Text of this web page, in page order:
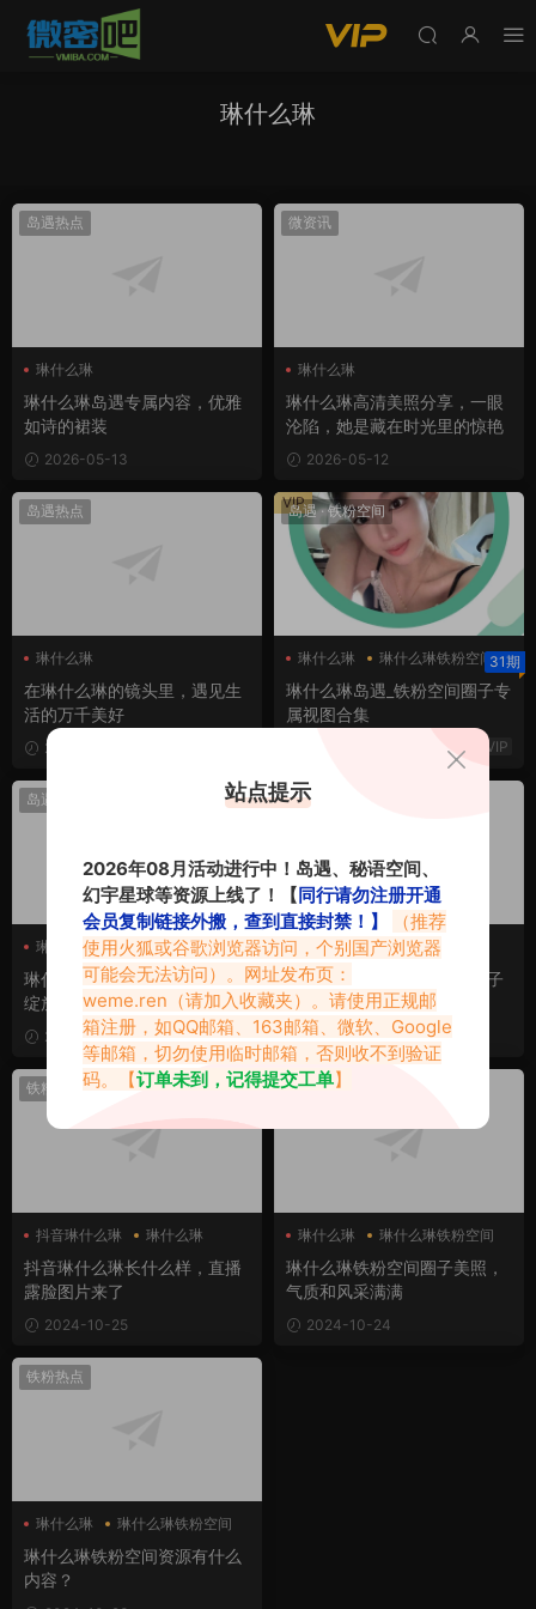
琳什么琳
岛遇热点
琳什么琳
琳什么琳岛遇专属内容，优雅
如诗的裙装
2026-05-13
微资讯
琳什么琳
琳什么琳高清美照分享，一眼
沦陷，她是藏在时光里的惊艳
2026-05-12
岛遇热点
琳什么琳
在琳什么琳的镜头里，遇见生
活的万千美好
2026-05-09
岛遇·铁粉空间
琳什么琳 琳什么琳铁粉空间31期
琳什么琳岛遇_铁粉空间圈子专
属视图合集
VIP
VIP
岛遇热点
琳什么琳
琳什么琳岛遇北国冰花，惊艳
绽放的抖音女神
2026-04-17
岛遇热点
琳什么琳
氧气少女琳什么琳：岛遇圈子
的迷人风景
2025-11-09
铁粉热点
抖音琳什么琳 琳什么琳
抖音琳什么琳长什么样，直播
露脸图片来了
2024-10-25
铁粉热点
琳什么琳 琳什么琳铁粉空间
琳什么琳铁粉空间圈子美照，
气质和风采满满
2024-10-24
铁粉热点
琳什么琳 琳什么琳铁粉空间
琳什么琳铁粉空间资源有什么
内容？
站点提示
2026年08月活动进行中！岛遇、秘语空间、
幻宇星球等资源上线了！【同行请勿注册开通
会员复制链接外搬，查到直接封禁！】
（推荐
使用火狐或谷歌浏览器访问，个别国产浏览器
可能会无法访问）。网址发布页：
weme.ren （请加入收藏夹）。请使用正规邮
箱注册，如QQ邮箱、163邮箱、微软、Google
等邮箱，切勿使用临时邮箱，否则收不到验证
码。【订单未到，记得提交工单】